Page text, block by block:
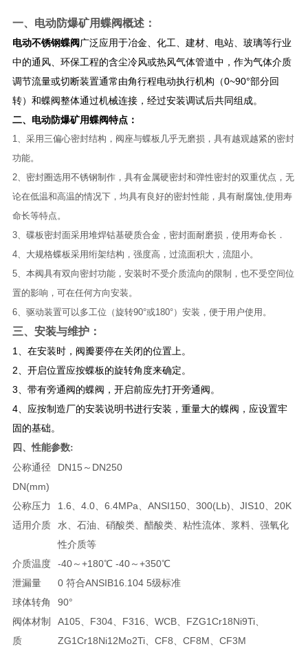
一、 电动防爆矿用蝶阀概述：
电动不锈钢蝶阀广泛应用于冶金、化工、建材、电站、玻璃等行业
中的通风、环保工程的含尘冷风或热风气体管道中，​作为气体介质
调节流量或切断装置通常由角行程电动执行机构（0~90°部分回
转）和蝶阀整体通过机械连接，经过安装调试后共同组成。
二、 电动防爆矿用蝶阀特点：
1、 采用三偏心密封结构，阀座与蝶板几乎无磨损，具有越观越紧的密封
功能。
2、密封圈选用不锈钢制作，具有金属硬密封和弹性密封的双重优点，无
论在低温和高温的情况下，均具有良好的密封性能，具有耐腐蚀,使用寿
命长等特点。
3、碟板密封面采用堆焊钴基硬质合金，密封面耐磨损，使用寿命长．
4、大规格蝶板采用绗架结构，强度高，过流面积大，流阻小。
5、本阀具有双向密封功能，安装时不受介质流向的限制，也不受空间位
置的影响，可在任何方向安装。
6、驱动装置可以多工位（旋转90°或180°）安装，便于用户使用。
三、安装与维护：
1、在安装时，阀瓣要停在关闭的位置上。
2、开启位置应按蝶板的旋转角度来确定。
3、带有旁通阀的蝶阀，开启前应先打开旁通阀。
4、应按制造厂的安装说明书进行安装，重量大的蝶阀，应设置牢
固的基础。
四、性能参数:
公称通径
DN(mm)
DN15～DN250
公称压力
1.6、4.0、6.4MPa、ANSI150、300(Lb)、JIS10、20K
适用介质
水、石油、硝酸类、醋酸类、粘性流体、浆料、强氧化
性介质等
介质温度
-40～+180℃ -40～+350℃
泄漏量
0 符合ANSIB16.104 5级标准
球体转角
90°
阀体材制
质
A105、F304、F316、WCB、FZG1Cr18Ni9Ti、
ZG1Cr18Ni12Mo2Ti、CF8、CF8M、CF3M